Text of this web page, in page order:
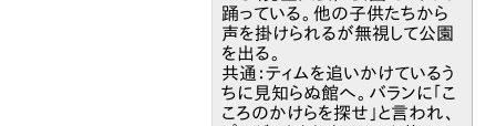
踊っている。他の子供たちから
声を掛けられるが無視して公園
を出る。
共通：ティムを追いかけているう
ちに見知らぬ館へ。バランに「こ
ころのかけらを探せ」と言われ、